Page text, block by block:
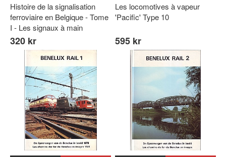
Histoire de la signalisation
ferroviaire en Belgique - Tome
I - Les signaux à main
320 kr
Les locomotives à vapeur
'Pacific' Type 10
595 kr